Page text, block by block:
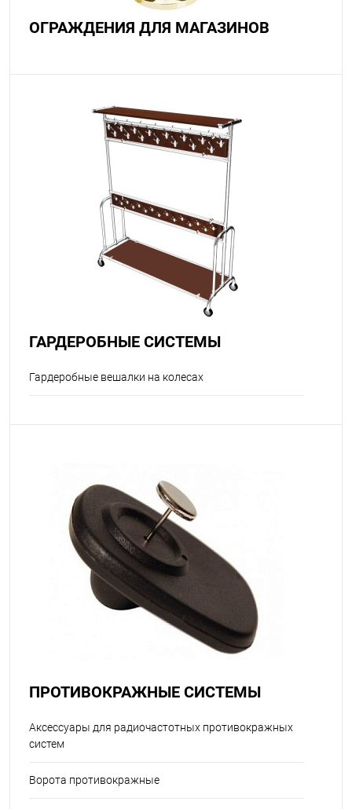
ОГРАЖДЕНИЯ ДЛЯ МАГАЗИНОВ
ГАРДЕРОБНЫЕ СИСТЕМЫ
Гардеробные вешалки на колесах
ПРОТИВОКРАЖНЫЕ СИСТЕМЫ
Аксессуары для радиочастотных противокражных
систем
Ворота противокражные